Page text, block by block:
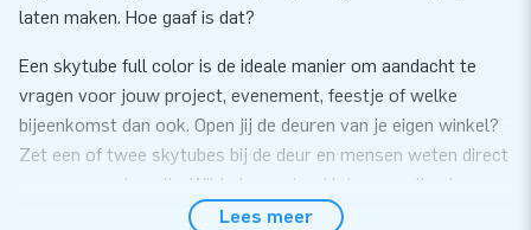
laten maken. Hoe gaaf is dat?
Een skytube full color is de ideale manier om aandacht te
vragen voor jouw project, evenement, feestje of welke
bijeenkomst dan ook. Open jij de deuren van je eigen winkel?
Zet een of twee skytubes bij de deur en mensen weten direct
waar ze moeten zijn. Wil je jouw stand laten opvallen in een
grote beurshal? Onze skytubes helpen je. Hoop jij op een
Lees meer